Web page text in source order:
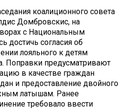
коалиционного совета
Домбровскис, на
с Национальным
достичь согласия об
лояльного к детям
Поправки предусматривают
в качестве граждан
и предоставление двойного
латышам. Ранее
требовало ввести